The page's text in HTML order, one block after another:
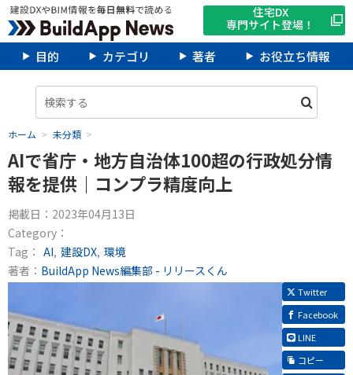
住宅DX
専門サイト登場！
目的 カテゴリ 著者 お役立ち情報
ホーム 未分類
AIで省庁・地方自治体100超の行政処分情
報を提供｜コンプラ精度向上
掲載日： 2023年04月13日
Category：
Tag： AI 建設DX 環境
著者： BuildApp News編集部 - リリースくん
Twitter
Facebook
LINE
コピー